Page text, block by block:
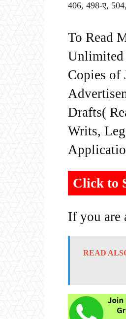
406, 498-ए,
To Read
Unlimited
Copies of
Drafts(
Writs,
Click to
If you are
READ